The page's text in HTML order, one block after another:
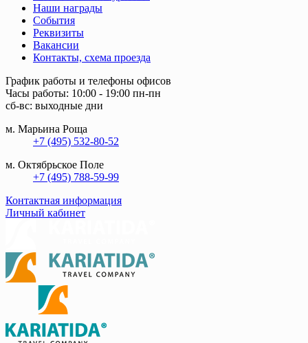
Наши награды
События
Реквизиты
Вакансии
Контакты, схема проезда
График работы и телефоны офисов
Часы работы: 10:00 - 19:00 пн-пн
сб-вс: выходные дни
м. Марьина Роща
+7 (495) 532-80-52
м. Октябрьское Поле
+7 (495) 788-59-99
Контактная информация
Личный кабинет